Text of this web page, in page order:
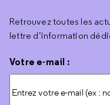
Retrouvez toutes les
lettre d’information
Votre e-mail :